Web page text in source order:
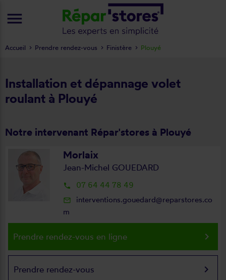
Installation et dépannage volet
roulant à Plouyé
Notre intervenant Répar'stores à Plouyé
Morlaix
Jean-Michel GOUEDARD
local_phone 07 64 44 78 49
mail_outline
interventions.gouedard@reparstores.co
m
Prendre rendez-vous en ligne keyboard_arrow_right
Prendre rendez-vous keyboard_arrow_right
Accueil Prendre rendez-vous Finistère Plouyé
menu